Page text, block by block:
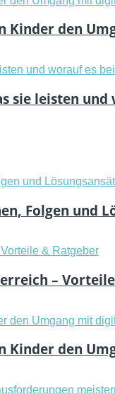
Kinder den
sie leisten
Folgen und
–
Kinder den